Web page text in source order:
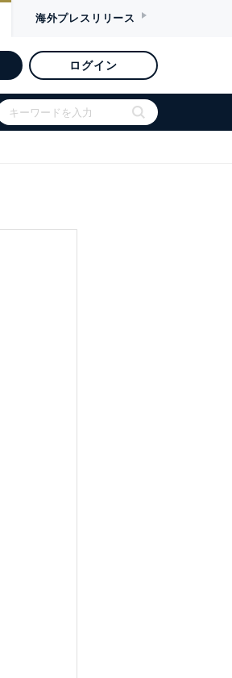
海外プレスリリース
ログイン